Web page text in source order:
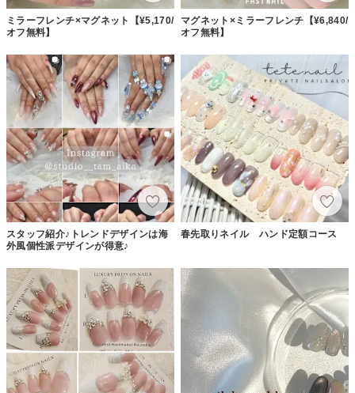
ミラーフレンチ×マグネット【¥5,170/
オフ無料】
マグネット×ミラーフレンチ【¥6,840/
オフ無料】
スタッフ紹介♪トレンドデザインは海
外風個性派デザインが得意♪
春先取りネイル ハンド定額コース